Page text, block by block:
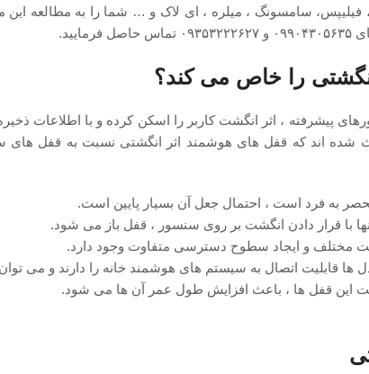
، فیلیپس، سامسونگ ، میلره ، ای لاک و … شما را به مطالعه
را خاص می‌ کند؟
پیشرفته ، اثر انگشت کاربر را اسکن کرده و با اطلاعات
شده ‌اند که قفل ‌های هوشمند اثر انگشتی نسبت به قفل ‌های
به فرد است ، احتمال جعل آن بسیار پایین است.
با قرار دادن انگشت بر روی سنسور ، قفل باز می ‌شود.
مختلف و ایجاد سطوح دسترسی متفاوت وجود دارد.
ها قابلیت اتصال به سیستم ‌های هوشمند خانه را دارند و می
این قفل‌ ها ، باعث افزایش طول عمر آن‌ ها می ‌شود.